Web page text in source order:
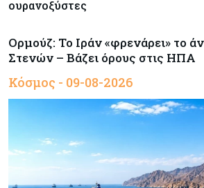
ουρανοξύστες
Ορμούζ: Το Ιράν «φρενάρει» το
Στενών – Βάζει όρους στις ΗΠΑ
Κόσμος - 09-08-2026